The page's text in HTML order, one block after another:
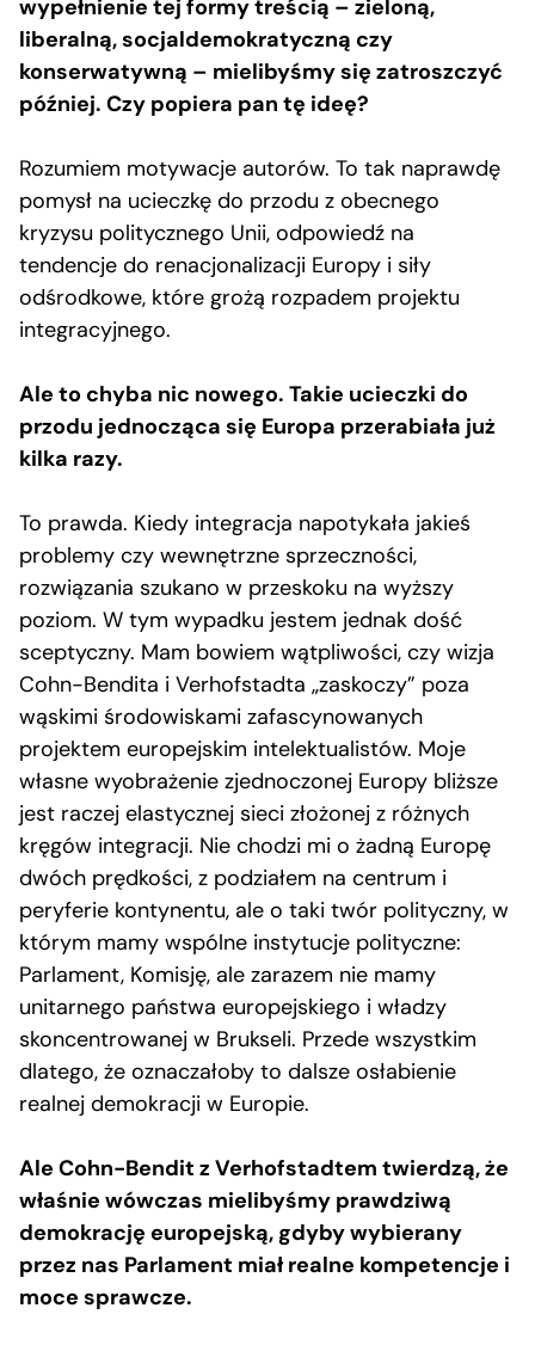
wypełnienie tej formy treścią – zieloną,
liberalną, socjaldemokratyczną czy
konserwatywną – mielibyśmy się zatroszczyć
później. Czy popiera pan tę ideę?
Rozumiem motywacje autorów. To tak naprawdę
pomysł na ucieczkę do przodu z obecnego
kryzysu politycznego Unii, odpowiedź na
tendencje do renacjonalizacji Europy i siły
odśrodkowe, które grożą rozpadem projektu
integracyjnego.
Ale to chyba nic nowego. Takie ucieczki do
przodu jednocząca się Europa przerabiała już
kilka razy.
To prawda. Kiedy integracja napotykała jakieś
problemy czy wewnętrzne sprzeczności,
rozwiązania szukano w przeskoku na wyższy
poziom. W tym wypadku jestem jednak dość
sceptyczny. Mam bowiem wątpliwości, czy wizja
Cohn-Bendita i Verhofstadta „zaskoczy” poza
wąskimi środowiskami zafascynowanych
projektem europejskim intelektualistów. Moje
własne wyobrażenie zjednoczonej Europy bliższe
jest raczej elastycznej sieci złożonej z różnych
kręgów integracji. Nie chodzi mi o żadną Europę
dwóch prędkości, z podziałem na centrum i
peryferie kontynentu, ale o taki twór polityczny, w
którym mamy wspólne instytucje polityczne:
Parlament, Komisję, ale zarazem nie mamy
unitarnego państwa europejskiego i władzy
skoncentrowanej w Brukseli. Przede wszystkim
dlatego, że oznaczałoby to dalsze osłabienie
realnej demokracji w Europie.
Ale Cohn-Bendit z Verhofstadtem twierdzą, że
właśnie wówczas mielibyśmy prawdziwą
demokrację europejską, gdyby wybierany
przez nas Parlament miał realne kompetencje i
moce sprawcze.